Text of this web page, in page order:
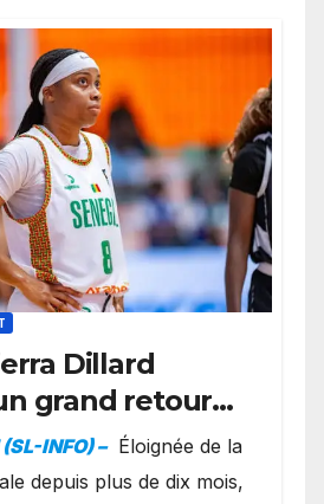
Dillard
grand retour
?
INFO) – Éloignée de la
depuis plus de dix mois,